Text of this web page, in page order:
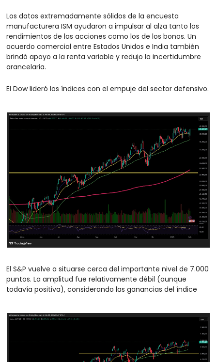
Los datos extremadamente sólidos de la encuesta
manufacturera ISM ayudaron a impulsar al alza tanto los
rendimientos de las acciones como los de los bonos. Un
acuerdo comercial entre Estados Unidos e India también
brindó apoyo a la renta variable y redujo la incertidumbre
arancelaria.
El Dow lideró los índices con el empuje del sector defensivo.
El S&P vuelve a situarse cerca del importante nivel de 7.000
puntos. La amplitud fue relativamente débil (aunque
todavía positiva), considerando las ganancias del índice